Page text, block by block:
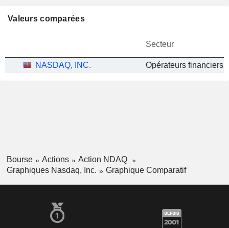
Valeurs comparées
Secteur
NASDAQ, INC.
Bourse Actions
Action NDAQ
Graphiques Nasdaq, Inc.
Graphique Comparatif